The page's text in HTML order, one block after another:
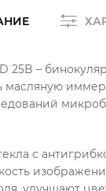
25B –
масляную
с